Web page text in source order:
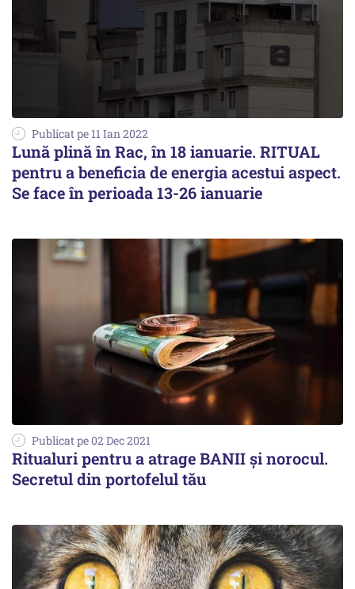
Publicat pe 11 Ian 2022
Lună plină în Rac, în 18 ianuarie. RITUAL
pentru a beneficia de energia acestui aspect.
Se face în perioada 13-26 ianuarie
Publicat pe 02 Dec 2021
Ritualuri pentru a atrage BANII și norocul.
Secretul din portofelul tău